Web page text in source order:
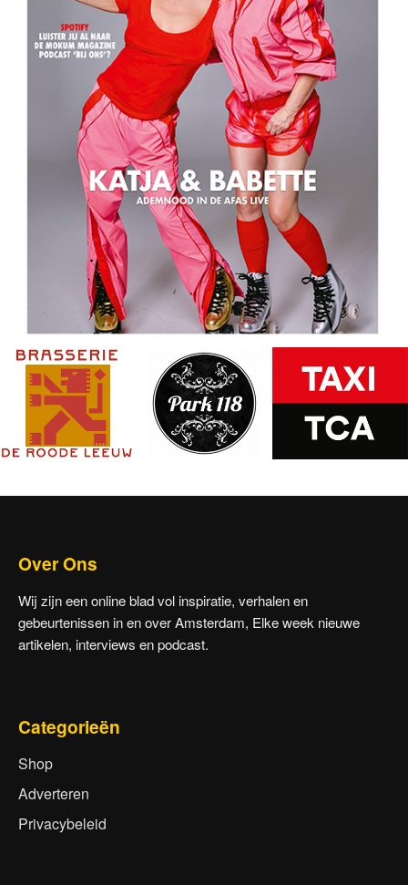
Over Ons
Wij zijn een online blad vol inspiratie, verhalen en
gebeurtenissen in en over Amsterdam, Elke week nieuwe
artikelen, interviews en podcast.
Categorieën
Shop
Adverteren
Privacybeleid